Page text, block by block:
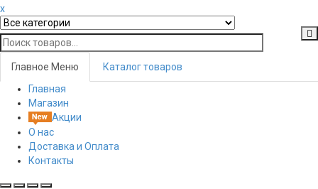
x
Главное Меню Каталог товаров
Главная
Магазин
Акции
О нас
Доставка и Оплата
Контакты